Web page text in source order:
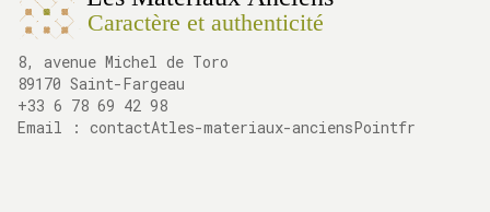
8, avenue Michel de Toro
89170 Saint-Fargeau
+33 6 78 69 42 98
Email : contactAtles-materiaux-anciensPointfr